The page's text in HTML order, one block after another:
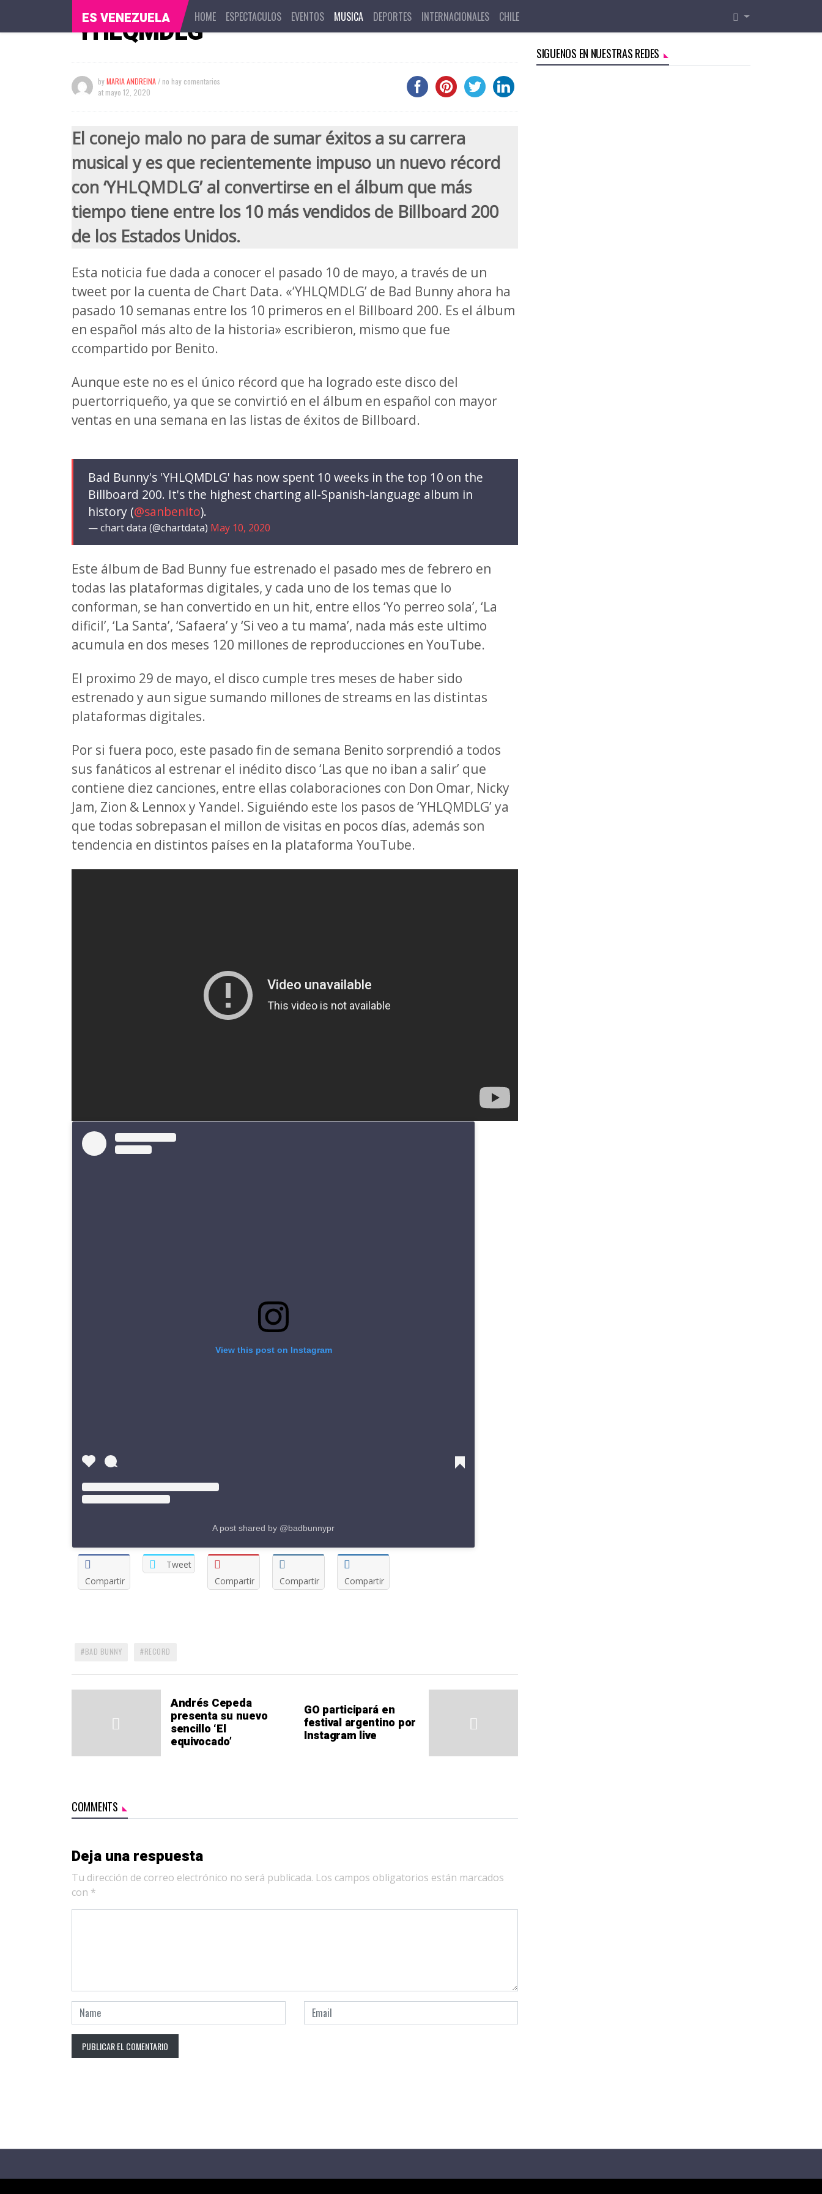
ES VENEZUELA HOME ESPECTACULOS EVENTOS MUSICA DEPORTES INTERNACIONALES CHILE
‘YHLQMDLG’
byMARIA ANDREINA / no hay comentarios
at mayo 12, 2020
El conejo malo no para de sumar éxitos a su carrera
musical y es que recientemente impuso un nuevo récord
con ‘YHLQMDLG’ al convertirse en el álbum que más
tiempo tiene entre los 10 más vendidos de Billboard 200
de los Estados Unidos.
Esta noticia fue dada a conocer el pasado 10 de mayo, a través de un
tweet por la cuenta de Chart Data. «‘YHLQMDLG’ de Bad Bunny ahora ha
pasado 10 semanas entre los 10 primeros en el Billboard 200. Es el álbum
en español más alto de la historia» escribieron, mismo que fue
ccompartido por Benito.
Aunque este no es el único récord que ha logrado este disco del
puertorriqueño, ya que se convirtió en el álbum en español con mayor
ventas en una semana en las listas de éxitos de Billboard.
Bad Bunny's 'YHLQMDLG' has now spent 10 weeks in the top 10 on the
Billboard 200. It's the highest charting all-Spanish-language album in
history (@sanbenito).
— chart data (@chartdata) May 10, 2020
Este álbum de Bad Bunny fue estrenado el pasado mes de febrero en
todas las plataformas digitales, y cada uno de los temas que lo
conforman, se han convertido en un hit, entre ellos ‘Yo perreo sola’, ‘La
dificil’, ‘La Santa’, ‘Safaera’ y ‘Si veo a tu mama’, nada más este ultimo
acumula en dos meses 120 millones de reproducciones en YouTube.
El proximo 29 de mayo, el disco cumple tres meses de haber sido
estrenado y aun sigue sumando millones de streams en las distintas
plataformas digitales.
Por si fuera poco, este pasado fin de semana Benito sorprendió a todos
sus fanáticos al estrenar el inédito disco ‘Las que no iban a salir’ que
contiene diez canciones, entre ellas colaboraciones con Don Omar, Nicky
Jam, Zion & Lennox y Yandel. Siguiéndo este los pasos de ‘YHLQMDLG’ ya
que todas sobrepasan el millon de visitas en pocos días, además son
tendencia en distintos países en la plataforma YouTube.
View this post on Instagram
A post shared by @badbunnypr
Compartir
Tweet
Compartir
Compartir Compartir
BAD BUNNY RECORD
Andrés Cepeda
presenta su nuevo
sencillo ‘El
equivocado’
GO participará en
festival argentino por
Instagram live
COMMENTS
Deja una respuesta
Tu dirección de correo electrónico no será publicada. Los campos obligatorios están marcados
con *
SIGUENOS EN NUESTRAS REDES